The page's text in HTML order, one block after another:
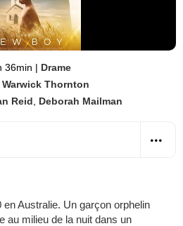
36min | Drame
Warwick Thornton
Reid Deborah Mailman
Australie. Un garçon orphelin
au milieu de la nuit dans un